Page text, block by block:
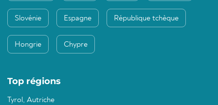
Slovénie Espagne République tchèque
Hongrie Chypre
Top régions
Tyrol, Autriche